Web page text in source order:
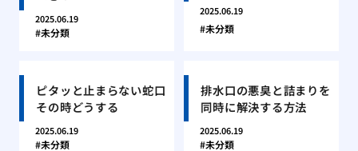
2025.06.19
未分類
2025.06.19
未分類
ピタッと止まらない蛇口
その時どうする
2025.06.19
未分類
排水口の悪臭と詰まりを
同時に解決する方法
2025.06.19
未分類